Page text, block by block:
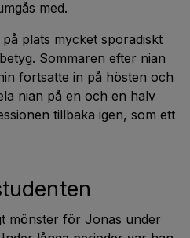
med.
plats mycket sporadiskt
Sommaren efter nian
fortsatte in på hösten och
nian på en och en halv
tillbaka igen, som ett
mönster för Jonas under